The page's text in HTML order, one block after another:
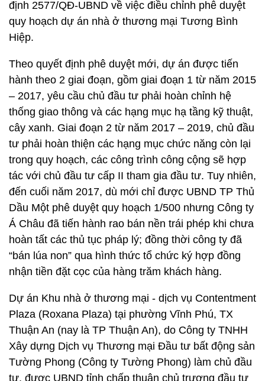
định 2577/QĐ-UBND về việc điều chỉnh phê duyệt
quy hoạch dự án nhà ở thương mại Tương Bình
Hiệp.
Theo quyết định phê duyệt mới, dự án được tiến
hành theo 2 giai đoạn, gồm giai đoạn 1 từ năm 2015
– 2017, yêu cầu chủ đầu tư phải hoàn chỉnh hệ
thống giao thông và các hạng mục hạ tầng kỹ thuật,
cây xanh. Giai đoạn 2 từ năm 2017 – 2019, chủ đầu
tư phải hoàn thiện các hạng mục chức năng còn lại
trong quy hoạch, các công trình công cộng sẽ hợp
tác với chủ đầu tư cấp II tham gia đầu tư. Tuy nhiên,
đến cuối năm 2017, dù mới chỉ được UBND TP Thủ
Dầu Một phê duyệt quy hoạch 1/500 nhưng Công ty
Á Châu đã tiến hành rao bán nền trái phép khi chưa
hoàn tất các thủ tục pháp lý; đồng thời công ty đã
“bán lúa non” qua hình thức tổ chức ký hợp đồng
nhận tiền đặt cọc của hàng trăm khách hàng.
Dự án Khu nhà ở thương mại - dịch vụ Contentment
Plaza (Roxana Plaza) tại phường Vĩnh Phú, TX
Thuận An (nay là TP Thuận An), do Công ty TNHH
Xây dựng Dịch vụ Thương mại Đầu tư bất động sản
Tường Phong (Công ty Tường Phong) làm chủ đầu
tư, được UBND tỉnh chấp thuận chủ trương đầu tư